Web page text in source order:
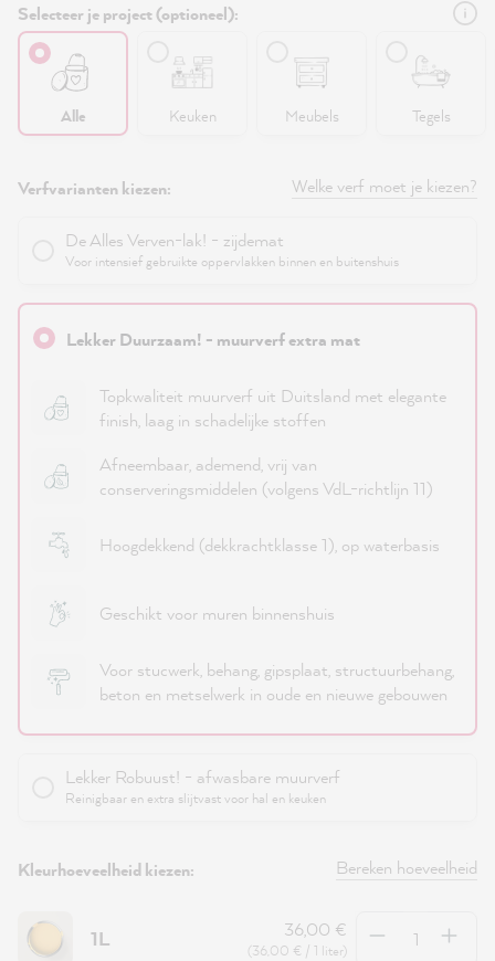
Selecteer je project (optioneel):
Alle Keuken Meubels Tegels
Verfvarianten kiezen: Welke verf moet je kiezen?
De Alles Verven-lak! - zijdemat
Voor intensief gebruikte oppervlakken binnen en buitenshuis
Lekker Duurzaam! - muurverf extra mat
Topkwaliteit muurverf uit Duitsland met elegante
finish, laag in schadelijke stoffen
Afneembaar, ademend, vrij van
conserveringsmiddelen (volgens VdL-richtlijn 11)
Hoogdekkend (dekkrachtklasse 1), op waterbasis
Geschikt voor muren binnenshuis
Voor stucwerk, behang, gipsplaat, structuurbehang,
beton en metselwerk in oude en nieuwe gebouwen
Lekker Robuust! - afwasbare muurverf
Reinigbaar en extra slijtvast voor hal en keuken
Kleurhoeveelheid kiezen: Bereken hoeveelheid
1L 36,00 €
(36,00 € / 1 liter)
Hoeveelheid